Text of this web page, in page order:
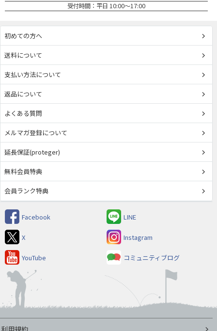
受付時間：平日 10:00～17:00
初めての方へ
送料について
支払い方法について
返品について
よくある質問
メルマガ登録について
延長保証(proteger)
無料会員特典
会員ランク特典
Facebook LINE
X Instagram
YouTube コミュニティブログ
利用規約